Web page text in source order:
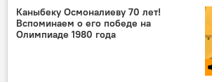
фото
Бакдоолот Расулбеков
Каныбеку Осмоналиеву 70 лет!
Вспоминаем о его победе на
Олимпиаде 1980 года